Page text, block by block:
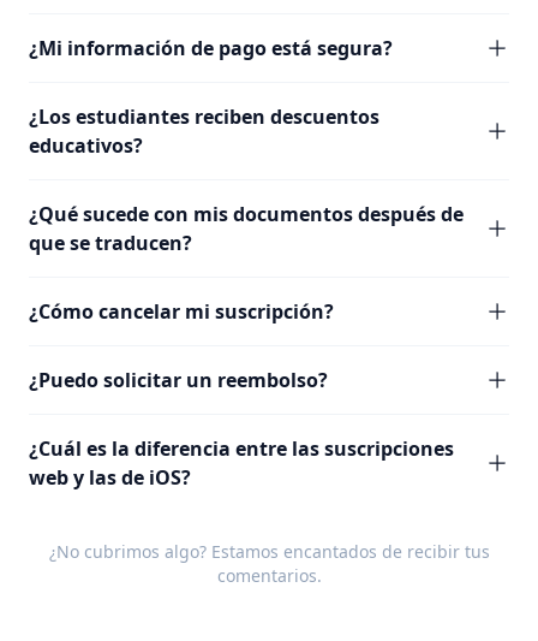
¿Mi información de pago está segura?
¿Los estudiantes reciben descuentos
educativos?
¿Qué sucede con mis documentos después de
que se traducen?
¿Cómo cancelar mi suscripción?
¿Puedo solicitar un reembolso?
¿Cuál es la diferencia entre las suscripciones
web y las de iOS?
¿No cubrimos algo? Estamos encantados de recibir tus
comentarios.